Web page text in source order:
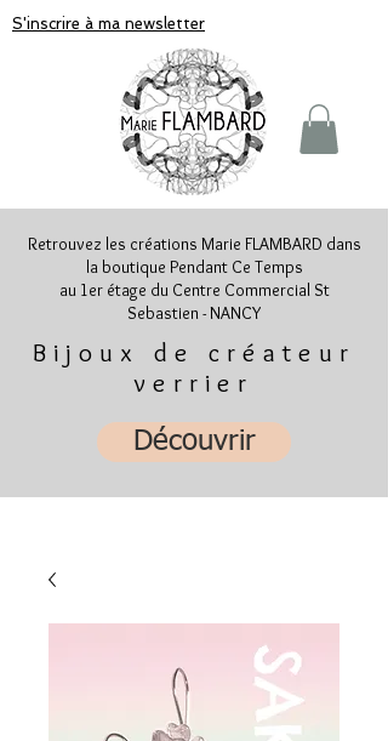
S'inscrire à ma newsletter
Retrouvez les créations Marie FLAMBARD dans
la boutique Pendant Ce Temps
au 1er étage du Centre Commercial St
Sebastien - NANCY
Bijoux de créateur
verrier
Découvrir